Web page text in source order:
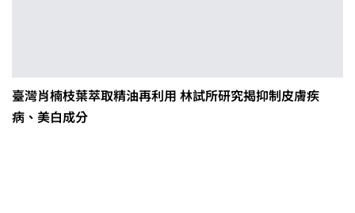
臺灣肖楠枝葉萃取精油再利用 林試所研究揭抑制皮膚疾
病、美白成分